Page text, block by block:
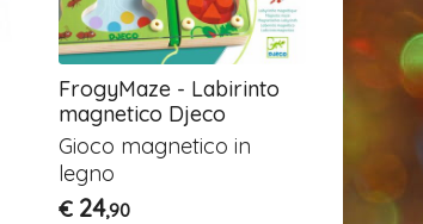
FrogyMaze - Labirinto
magnetico Djeco
Gioco magnetico in
legno
€ 24,90
Original